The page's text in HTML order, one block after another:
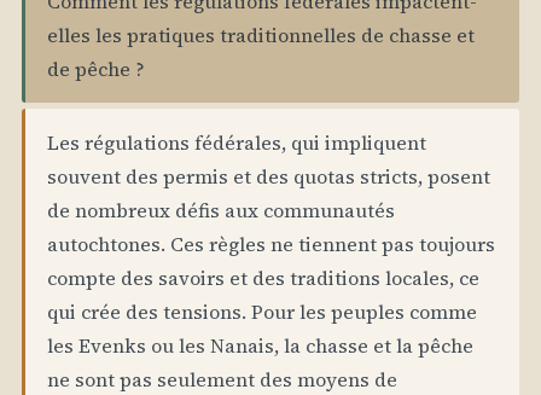
elles les pratiques traditionnelles de chasse et
de pêche ?
Les régulations fédérales, qui impliquent
souvent des permis et des quotas stricts, posent
de nombreux défis aux communautés
autochtones. Ces règles ne tiennent pas toujours
compte des savoirs et des traditions locales, ce
qui crée des tensions. Pour les peuples comme
les Evenks ou les Nanais, la chasse et la pêche
ne sont pas seulement des moyens de